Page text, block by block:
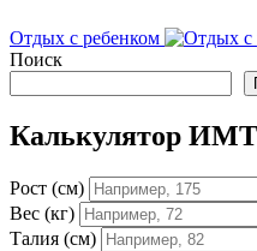
Отдых с ребенком
Поиск
Калькулятор
Рост (см)
Вес (кг)
Талия (см)